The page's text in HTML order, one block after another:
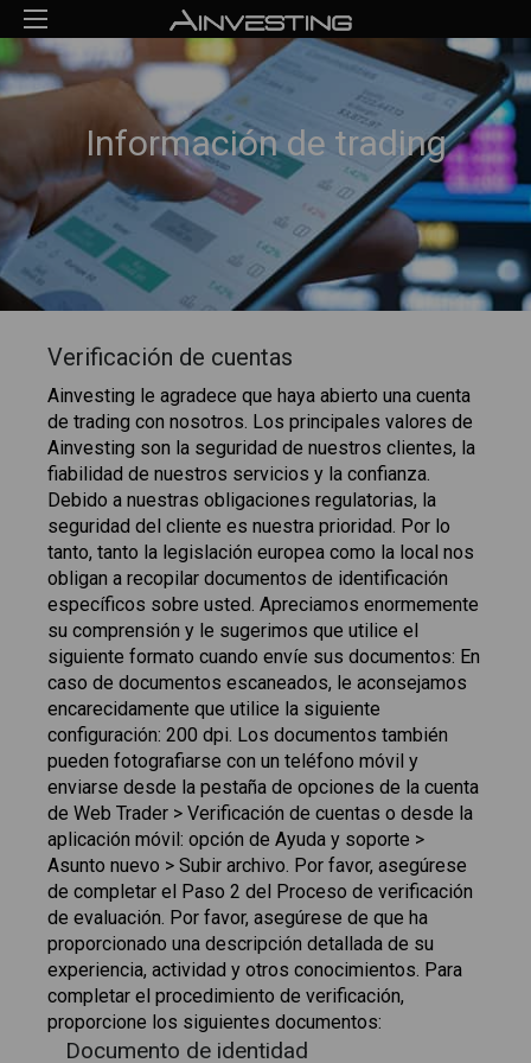
Información de trading
Verificación de cuentas
Ainvesting le agradece que haya abierto una cuenta
de trading con nosotros. Los principales valores de
Ainvesting son la seguridad de nuestros clientes, la
fiabilidad de nuestros servicios y la confianza.
Debido a nuestras obligaciones regulatorias, la
seguridad del cliente es nuestra prioridad. Por lo
tanto, tanto la legislación europea como la local nos
obligan a recopilar documentos de identificación
específicos sobre usted. Apreciamos enormemente
su comprensión y le sugerimos que utilice el
siguiente formato cuando envíe sus documentos: En
caso de documentos escaneados, le aconsejamos
encarecidamente que utilice la siguiente
configuración: 200 dpi. Los documentos también
pueden fotografiarse con un teléfono móvil y
enviarse desde la pestaña de opciones de la cuenta
de Web Trader > Verificación de cuentas o desde la
aplicación móvil: opción de Ayuda y soporte >
Asunto nuevo > Subir archivo. Por favor, asegúrese
de completar el Paso 2 del Proceso de verificación
de evaluación. Por favor, asegúrese de que ha
proporcionado una descripción detallada de su
experiencia, actividad y otros conocimientos. Para
completar el procedimiento de verificación,
proporcione los siguientes documentos:
Documento de identidad